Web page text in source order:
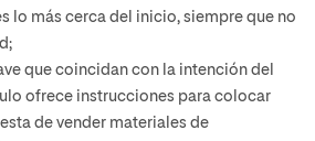
lo más cerca del inicio, siempre que no
que coincidan con la intención del
ofrece instrucciones para colocar
de vender materiales de